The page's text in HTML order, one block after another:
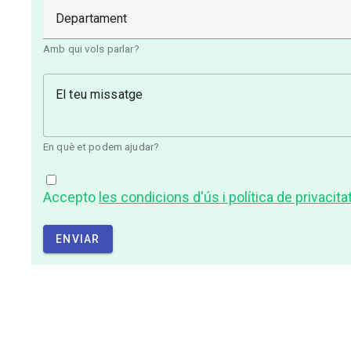
Departament
Amb qui vols parlar?
El teu missatge
En què et podem ajudar?
Accepto les condicions d'ús i política de
ENVIAR